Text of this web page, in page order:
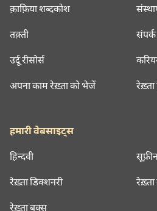
क़ाफ़िया शब्दकोश
तक़्ती
उर्दू रीसोर्स
अपना काम रेख़्ता को भेजें रेख़्ता
हमारी वेबसाइट्स
हिन्दवी
रेख़्ता डिक्शनरी रेख़्ता
रेख़्ता बुक्स